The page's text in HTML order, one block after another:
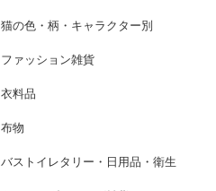
猫の色・柄・キャラクター別
ファッション雑貨
衣料品
布物
バストイレタリー・日用品・衛生